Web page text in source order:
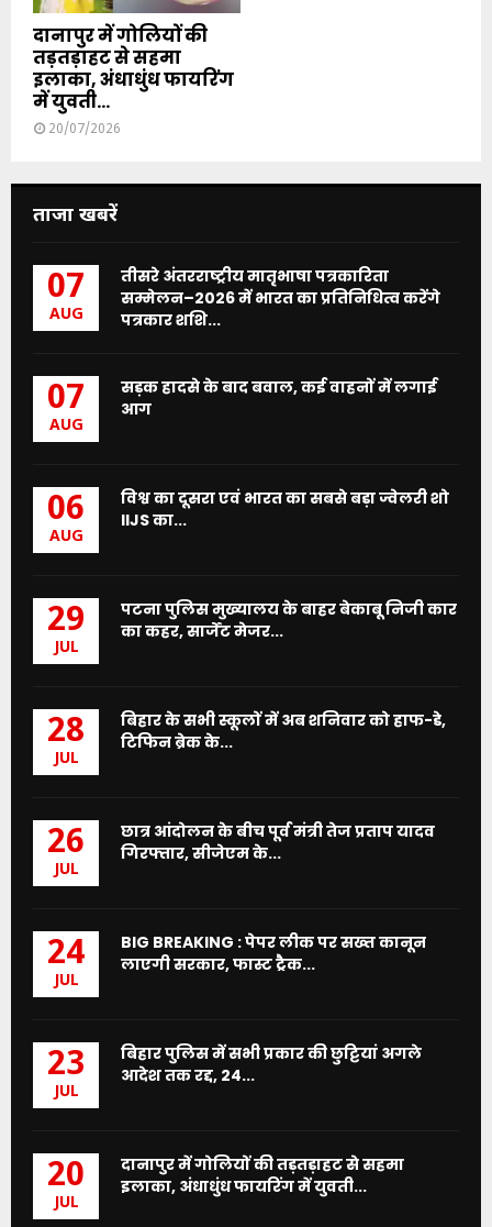
दानापुर में गोलियों की
तड़तड़ाहट से सहमा
इलाका, अंधाधुंध फायरिंग
में युवती...
20/07/2026
ताजा खबरें
07
AUG
तीसरे अंतरराष्ट्रीय मातृभाषा पत्रकारिता
सम्मेलन–2026 में भारत का प्रतिनिधित्व करेंगे
पत्रकार शशि...
07
AUG
सड़क हादसे के बाद बवाल, कई वाहनों में लगाई
आग
06
AUG
विश्व का दूसरा एवं भारत का सबसे बड़ा ज्वेलरी शो
IIJS का...
29
JUL
पटना पुलिस मुख्यालय के बाहर बेकाबू निजी कार
का कहर, सार्जेंट मेजर...
28
JUL
बिहार के सभी स्कूलों में अब शनिवार को हाफ-डे,
टिफिन ब्रेक के...
26
JUL
छात्र आंदोलन के बीच पूर्व मंत्री तेज प्रताप यादव
गिरफ्तार, सीजेएम के...
24
JUL
BIG BREAKING : पेपर लीक पर सख्त कानून
लाएगी सरकार, फास्ट ट्रैक...
23
JUL
बिहार पुलिस में सभी प्रकार की छुट्टियां अगले
आदेश तक रद्द, 24...
20
JUL
दानापुर में गोलियों की तड़तड़ाहट से सहमा
इलाका, अंधाधुंध फायरिंग में युवती...